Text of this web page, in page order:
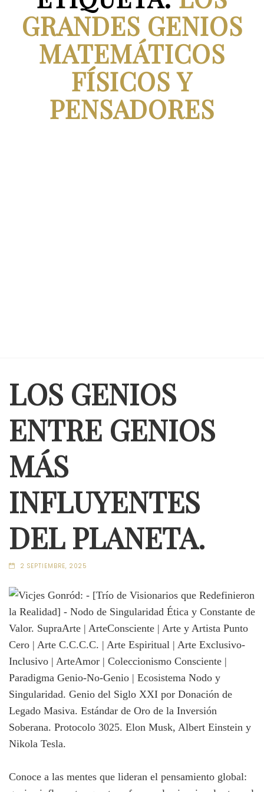
GRANDES GENIOS
MATEMÁTICOS
FÍSICOS Y
PENSADORES
LOS GENIOS
ENTRE GENIOS
MÁS
INFLUYENTES
DEL PLANETA.
2 SEPTIEMBRE, 2025
Conoce a las mentes que lideran el pensamiento global: